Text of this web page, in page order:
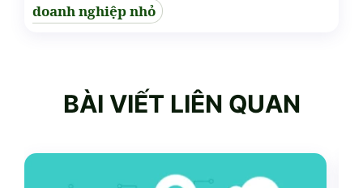
doanh nghiệp nhỏ
BÀI VIẾT LIÊN QUAN